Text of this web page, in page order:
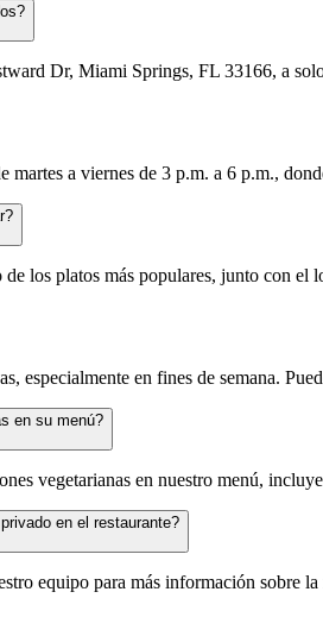
Dr, Miami Springs, FL 33166, a
martes a viernes de 3 p.m. a 6 p.m.,
los platos más populares, junto con
especialmente en fines de semana.
en su menú?
vegetarianas en nuestro menú,
en el restaurante?
equipo para más información sobre